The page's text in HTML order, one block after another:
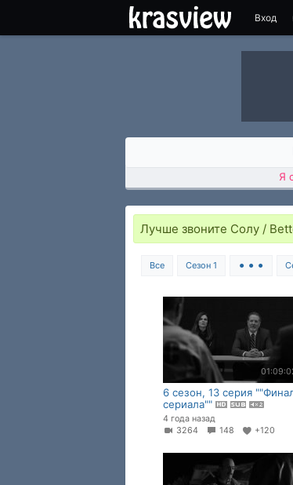
Вход
Я
Лучше звоните Солу /
Все Сезон 1 ⚫ ⚫ ⚫
6 сезон, 13 серия
сериала""
4 года назад
3264
148 +120